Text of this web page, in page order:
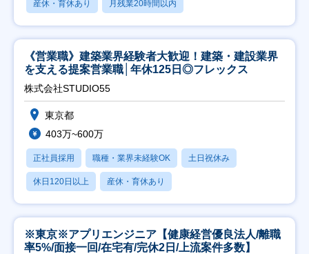
産休・育休あり 月残業20時間以内
《営業職》建築業界経験者大歓迎！建築・建設業界
を支える提案営業職│年休125日◎フレックス
株式会社STUDIO55
東京都
403万~600万
正社員採用 職種・業界未経験OK 土日祝休み
休日120日以上 産休・育休あり
※東京※アプリエンジニア【健康経営優良法人/離職
率5%/面接一回/在宅有/完休2日/上流案件多数】